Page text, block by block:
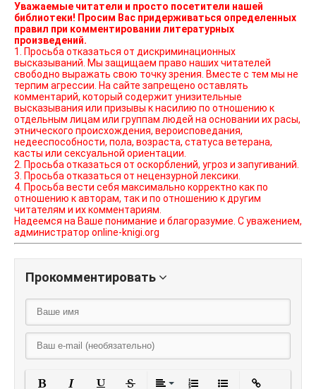
Уважаемые читатели и просто посетители нашей
библиотеки! Просим Вас придерживаться определенных
правил при комментировании литературных
произведений.
1. Просьба отказаться от дискриминационных
высказываний. Мы защищаем право наших читателей
свободно выражать свою точку зрения. Вместе с тем мы не
терпим агрессии. На сайте запрещено оставлять
комментарий, который содержит унизительные
высказывания или призывы к насилию по отношению к
отдельным лицам или группам людей на основании их расы,
этнического происхождения, вероисповедания,
недееспособности, пола, возраста, статуса ветерана,
касты или сексуальной ориентации.
2. Просьба отказаться от оскорблений, угроз и запугиваний.
3. Просьба отказаться от нецензурной лексики.
4. Просьба вести себя максимально корректно как по
отношению к авторам, так и по отношению к другим
читателям и их комментариям.
Надеемся на Ваше понимание и благоразумие. С уважением,
администратор online-knigi.org
Прокомментировать